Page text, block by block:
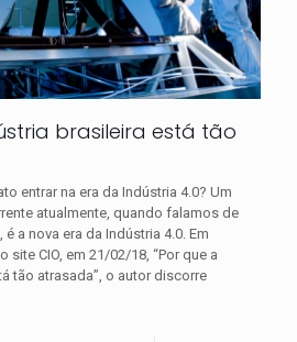
brasileira está tão
entrar na era da Indústria 4.0? Um
atualmente, quando falamos de
a nova era da Indústria 4.0. Em
site CIO, em 21/02/18, “Por que a
tão atrasada”, o autor discorre